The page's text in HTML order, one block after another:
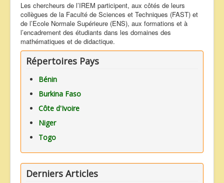
Les chercheurs de l’IREM participent, aux côtés de leurs
collègues de la Faculté de Sciences et Techniques (FAST) et
de l’Ecole Normale Supérieure (ENS), aux formations et à
l’encadrement des étudiants dans les domaines des
mathématiques et de didactique.
Répertoires Pays
Bénin
Burkina Faso
Côte d'Ivoire
Niger
Togo
Derniers Articles